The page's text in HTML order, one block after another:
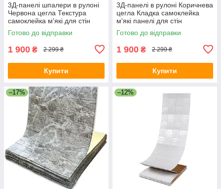
3Д-панелі шпалери в рулоні
Червона цегла Текстура
самоклейка м'які для стін
700мм*20м*3мм R043 SW-
00001333
Готово до відправки
1 900 ₴ 2 299 ₴
Купити
3Д-панелі в рулоні Коричнева
цегла Кладка самоклейка
м'які панелі для стін
700мм*20м*3мм R179-3-20
SW-00001469
Готово до відправки
1 900 ₴ 2 299 ₴
Купити
–17% –12%